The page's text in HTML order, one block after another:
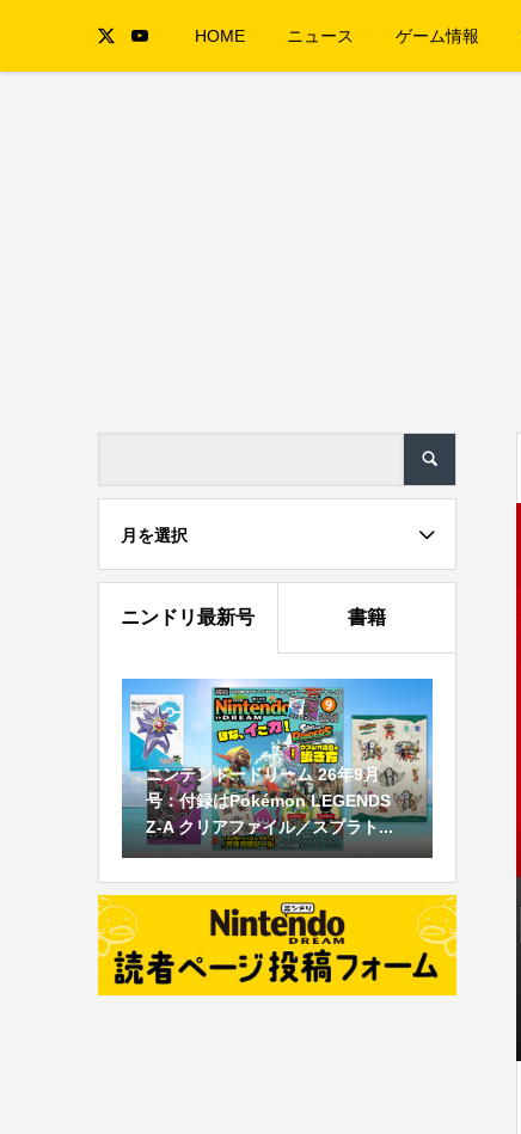
HOME ニュース ゲーム情報
月を選択
ニンドリ最新号 書籍
ニンテンドードリーム 26年9月
号：付録はPokémon LEGENDS
Z-A クリアファイル／スプラト...